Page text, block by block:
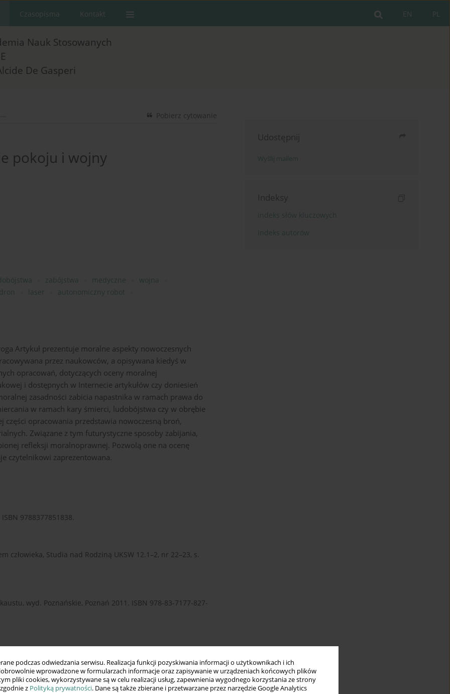
podczas odwiedzania serwisu. Realizacja funkcji pozyskiwania informacji o użytkownikach i ich
wprowadzone w formularzach informacje oraz zapisywanie w urządzeniach końcowych plików
pliki cookies, wykorzystywane są w celu realizacji usług, zapewnienia wygodnego korzystania ze strony
z Polityką prywatności. Dane są także zbierane i przetwarzane przez narzędzie Google Analytics
PL
EN
Czasopisma Kontakt
Nauk Stosowanych
De Gasperi
Pobierz cytowanie
pokoju i wojny
zabójstwa medyczne
wojna
dron laser
autonomiczny robot
Artykuł prezentuje moralne aspekty nowoczesnych
przez naukowców, a opisywana kiedyś w
opracowań, dotyczących oceny moralnej
i dostępnych w Internecie artykułów czy doniesień
zasadności zabicia napastnika w ramach prawa do
w ramach kary śmierci, ludobójstwa czy w obrębie
części opracowania przedstawia nowoczesną broń,
Związane z tym futurystyczne sposoby zabijania,
refleksji moralnoprawnej. Pozwolą one na ocenę
czytelnikowi zaprezentowana.
9788377851838.
człowieka, Studia nad Rodziną UKSW 12.1–2, nr 22–23, s.
wyd. Poznańskie, Poznań 2011. ISBN 978-83-7177-827-
bioetyki. Personalizm chrześcijański, Polskie
ISBN 978-83-89862-85-3.
Udostępnij
Wyślij mailem
Indeksy
Indeks słów kluczowych
Indeks autorów